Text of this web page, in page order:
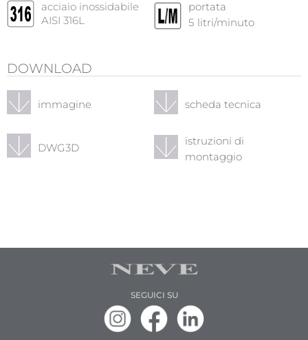
acciaio inossidabile
AISI 316L
portata
5 litri/minuto
DOWNLOAD
immagine scheda tecnica
DWG3D
istruzioni di
montaggio
SEGUICI SU